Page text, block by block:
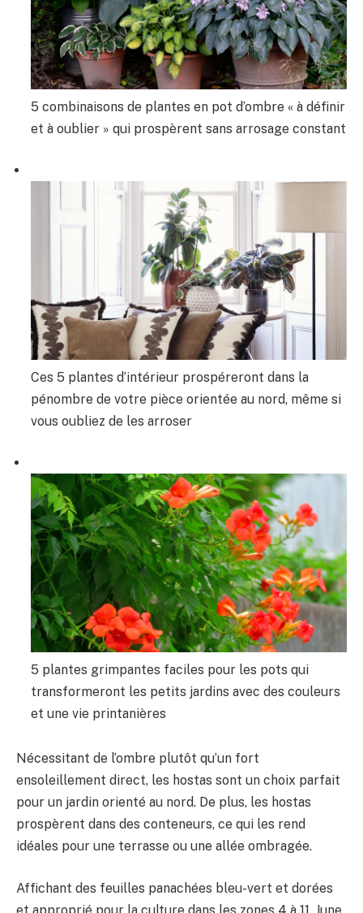
5 combinaisons de plantes en pot d’ombre « à définir
et à oublier » qui prospèrent sans arrosage constant
Ces 5 plantes d’intérieur prospéreront dans la
pénombre de votre pièce orientée au nord, même si
vous oubliez de les arroser
5 plantes grimpantes faciles pour les pots qui
transformeront les petits jardins avec des couleurs
et une vie printanières
Nécessitant de l’ombre plutôt qu’un fort
ensoleillement direct, les hostas sont un choix parfait
pour un jardin orienté au nord. De plus, les hostas
prospèrent dans des conteneurs, ce qui les rend
idéales pour une terrasse ou une allée ombragée.
Affichant des feuilles panachées bleu-vert et dorées